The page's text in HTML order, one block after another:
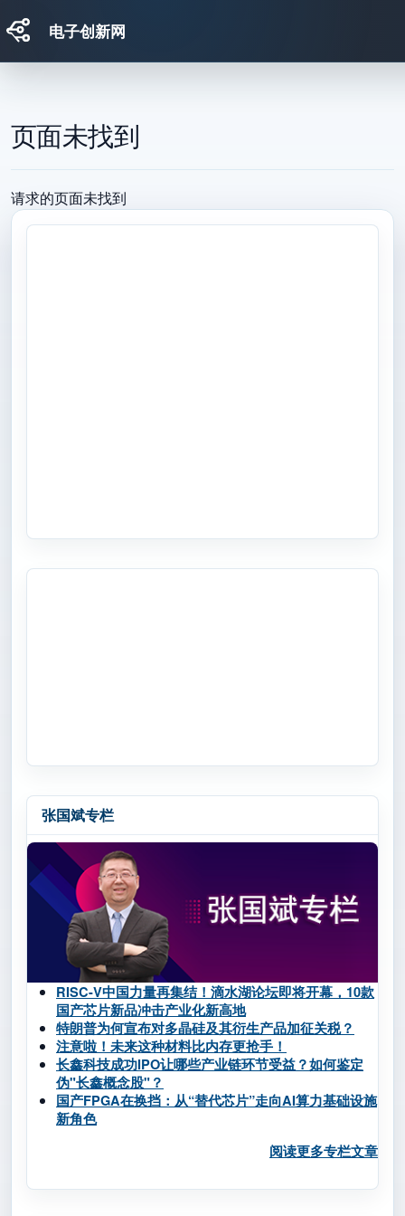
电子创新网
页面未找到
请求的页面未找到
张国斌专栏
RISC-V中国力量再集结！滴水湖论坛即将开幕，10款
国产芯片新品冲击产业化新高地
特朗普为何宣布对多晶硅及其衍生产品加征关税？
注意啦！未来这种材料比内存更抢手！
长鑫科技成功IPO让哪些产业链环节受益？如何鉴定
伪"长鑫概念股"？
国产FPGA在换挡：从“替代芯片”走向AI算力基础设施
新角色
阅读更多专栏文章